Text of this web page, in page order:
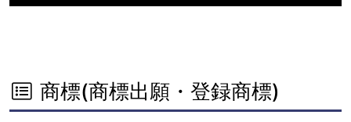
商標(商標出願・登録商標)